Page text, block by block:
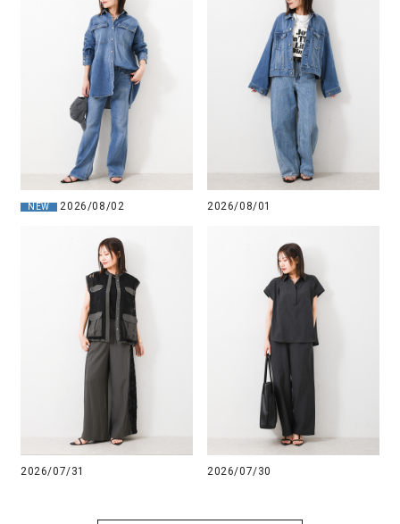
NEW 2026/08/02 2026/08/01
2026/07/31 2026/07/30